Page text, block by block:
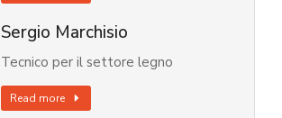
Sergio Marchisio
Tecnico per il settore legno
Read more